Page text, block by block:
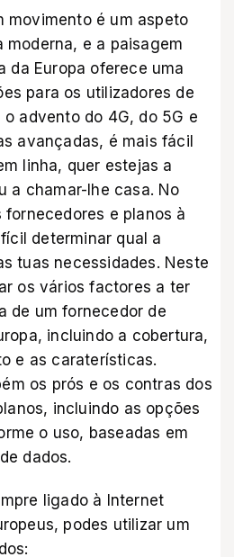
movimento é um aspeto
e a paisagem
da Europa oferece uma
para os utilizadores de
advento do 4G, do 5G e
avançadas, é mais fácil
linha, quer estejas a
a chamar-lhe casa. No
e planos à
determinar qual a
tuas necessidades. Neste
os vários factores a ter
de um fornecedor de
incluindo a cobertura,
e as caraterísticas.
os prós e os contras dos
incluindo as opções
o uso, baseadas em
dados.
ligado à Internet
podes utilizar um